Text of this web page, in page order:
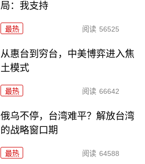
局：我支持
最热 阅读 56525
从惠台到穷台，中美博弈进入焦
土模式
最热 阅读 66642
俄乌不停，台湾难平？解放台湾
的战略窗口期
最热 阅读 64588